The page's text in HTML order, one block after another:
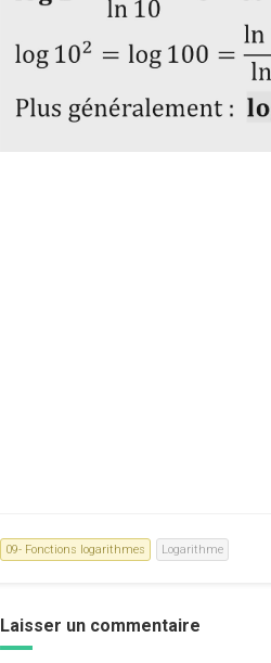
09- Fonctions logarithmes Logarithme
Laisser un commentaire